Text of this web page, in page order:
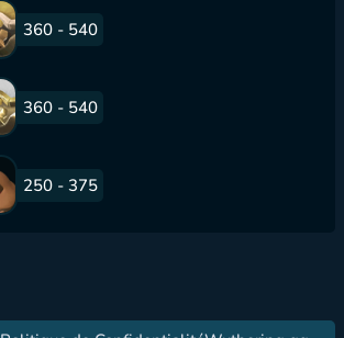
360 - 540
360 - 540
250 - 375